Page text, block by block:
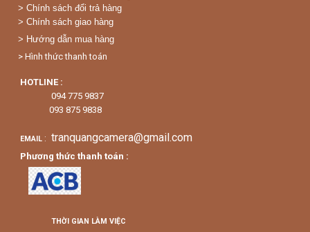
> Chính sách đổi trả hàng
> Chính sách giao hàng
> Hướng dẫn mua hàng
> Hình thức thanh toán
HOTLINE :
094 775 9837
093 875 9838
EMAIL : tranquangcamera@gmail.com
Phương thức thanh toán :
THỜI GIAN LÀM VIỆC